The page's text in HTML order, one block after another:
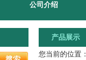
公司介绍
产品展示
您当前的位置：